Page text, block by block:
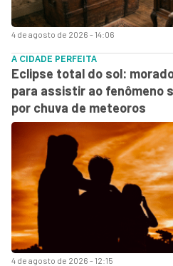
4 de agosto de 2026 - 14:06
4 de agosto de 2026 - 12:15
A CIDADE PERFEITA
Eclipse total do sol:
para assistir ao fenômeno
por chuva de meteoros